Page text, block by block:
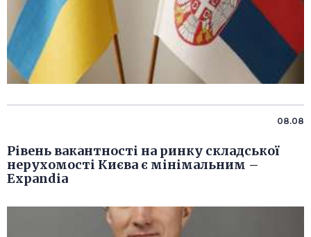
08.08
Рівень вакантності на ринку складської
нерухомості Києва є мінімальним –
Expandia